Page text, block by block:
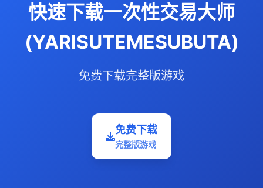
快速下载一次性交易大师
(YARISUTEMESUBUTA)
免费下载完整版游戏
免费下载
完整版游戏